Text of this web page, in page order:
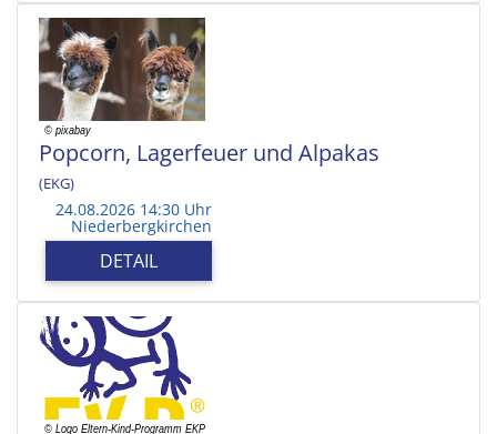
Popcorn, Lagerfeuer und Alpakas
(EKG)
24.08.2026 14:30 Uhr
Niederbergkirchen
DETAIL